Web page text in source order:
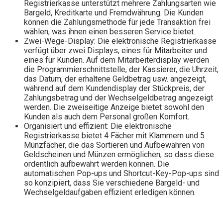
Registrierkasse unterstützt mehrere Zahlungsarten wie
Bargeld, Kreditkarte und Fremdwährung. Die Kunden
können die Zahlungsmethode für jede Transaktion frei
wählen, was ihnen einen besseren Service bietet.
Zwei-Wege-Display: Die elektronische Registrierkasse
verfügt über zwei Displays, eines für Mitarbeiter und
eines für Kunden. Auf dem Mitarbeiterdisplay werden
die Programmierschnittstelle, der Kassierer, die Uhrzeit,
das Datum, der erhaltene Geldbetrag usw. angezeigt,
während auf dem Kundendisplay der Stückpreis, der
Zahlungsbetrag und der Wechselgeldbetrag angezeigt
werden. Die zweiseitige Anzeige bietet sowohl den
Kunden als auch dem Personal großen Komfort.
Organisiert und effizient: Die elektronische
Registrierkasse bietet 4 Fächer mit Klammern und 5
Münzfächer, die das Sortieren und Aufbewahren von
Geldscheinen und Münzen ermöglichen, so dass diese
ordentlich aufbewahrt werden können. Die
automatischen Pop-ups und Shortcut-Key-Pop-ups sind
so konzipiert, dass Sie verschiedene Bargeld- und
Wechselgeldaufgaben effizient erledigen können.